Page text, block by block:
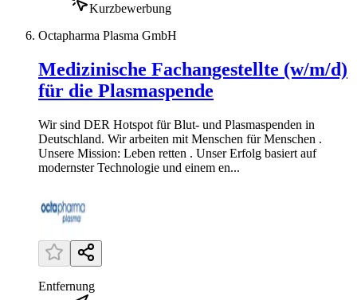
Kurzbewerbung
Octapharma Plasma GmbH
Medizinische Fachangestellte (w/m/d)
für die Plasmaspende
Wir sind DER Hotspot für Blut- und Plasmaspenden in
Deutschland. Wir arbeiten mit Menschen für Menschen .
Unsere Mission: Leben retten . Unser Erfolg basiert auf
modernster Technologie und einem en...
Entfernung